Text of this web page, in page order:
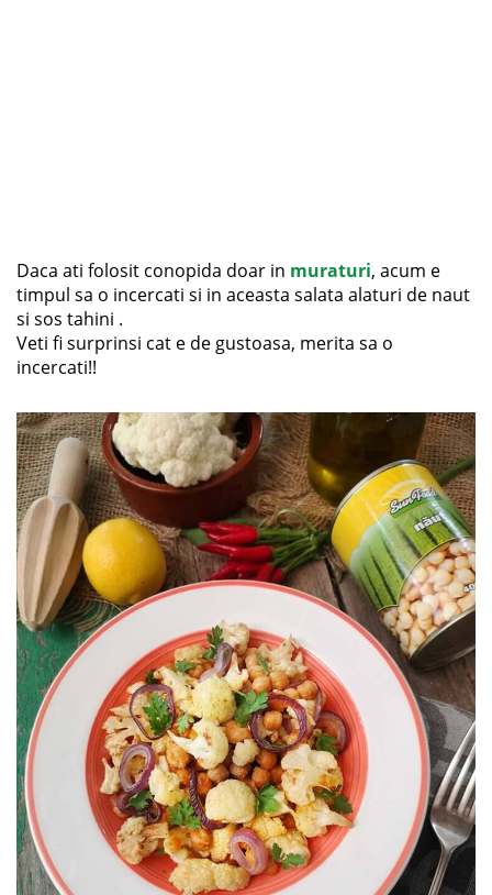
Daca ati folosit conopida doar in muraturi, acum e
timpul sa o incercati si in aceasta salata alaturi de naut
si sos tahini .
Veti fi surprinsi cat e de gustoasa, merita sa o
incercati!!